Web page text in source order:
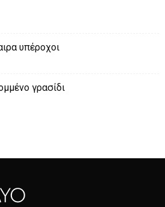
υπέροχοι
γρασίδι